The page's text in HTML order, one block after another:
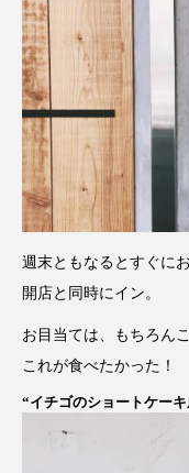
週末ともなるとすぐに
開店と同時にイン。
お目当ては、もちろん
これが食べたかった！
“イチゴのショートケー